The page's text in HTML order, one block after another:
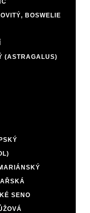
BOSWELIE
(ASTRAGALUS)
SENO